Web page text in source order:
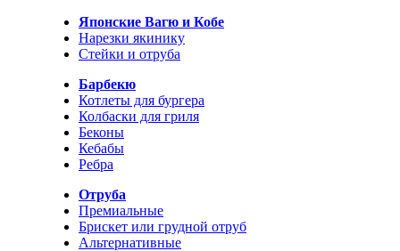
Японские Вагю и Кобе
Нарезки якинику
Стейки и отруба
Барбекю
Котлеты для бургера
Колбаски для гриля
Беконы
Кебабы
Ребра
Отруба
Премиальные
Брискет или грудной отруб
Альтернативные